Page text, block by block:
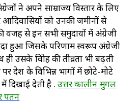
ने अपने साम्राज्य विस्तार के लिए
को उनकी जमीनों से
वजह से इन सभी समुदायों में अंग्रेजी
हुआ जिसके परिणाम स्वरूप अंग्रेजी
उसके विद्रोह की तीव्रता भी बढ़ती
देश के विभिन्न भागों में छोटे-मोटे
दिखाई देती है . उत्तर कालीन मुगल
पतन